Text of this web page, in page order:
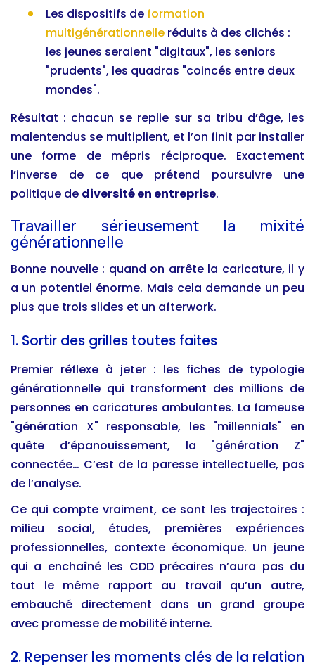
Les dispositifs de formation
multigénérationnelle réduits à des clichés :
les jeunes seraient "digitaux", les seniors
"prudents", les quadras "coincés entre deux
mondes".
Résultat : chacun se replie sur sa tribu d’âge, les
malentendus se multiplient, et l’on finit par installer
une forme de mépris réciproque. Exactement
l’inverse de ce que prétend poursuivre une
politique de diversité en entreprise.
Travailler sérieusement la mixité
générationnelle
Bonne nouvelle : quand on arrête la caricature, il y
a un potentiel énorme. Mais cela demande un peu
plus que trois slides et un afterwork.
1. Sortir des grilles toutes faites
Premier réflexe à jeter : les fiches de typologie
générationnelle qui transforment des millions de
personnes en caricatures ambulantes. La fameuse
"génération X" responsable, les "millennials" en
quête d’épanouissement, la "génération Z"
connectée… C’est de la paresse intellectuelle, pas
de l’analyse.
Ce qui compte vraiment, ce sont les trajectoires :
milieu social, études, premières expériences
professionnelles, contexte économique. Un jeune
qui a enchaîné les CDD précaires n’aura pas du
tout le même rapport au travail qu’un autre,
embauché directement dans un grand groupe
avec promesse de mobilité interne.
2. Repenser les moments clés de la relation